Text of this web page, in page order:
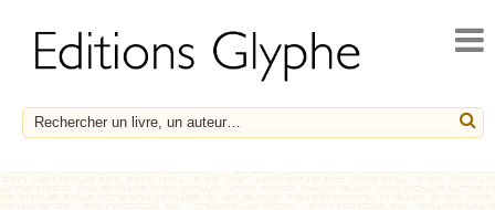
ACTUALITÉS
NOUVEAUTÉS
À PARAÎTRE